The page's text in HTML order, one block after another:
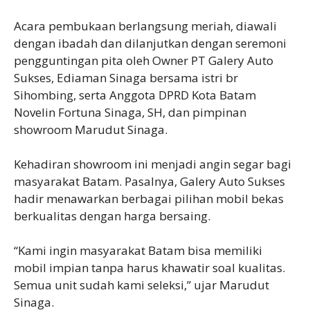
‎Acara pembukaan berlangsung meriah, diawali
dengan ibadah dan dilanjutkan dengan seremoni
pengguntingan pita oleh Owner PT Galery Auto
Sukses, Ediaman Sinaga bersama istri br
Sihombing, serta Anggota DPRD Kota Batam
Novelin Fortuna Sinaga, SH, dan pimpinan
showroom Marudut Sinaga.
‎Kehadiran showroom ini menjadi angin segar bagi
masyarakat Batam. Pasalnya, Galery Auto Sukses
hadir menawarkan berbagai pilihan mobil bekas
berkualitas dengan harga bersaing.
‎“Kami ingin masyarakat Batam bisa memiliki
mobil impian tanpa harus khawatir soal kualitas.
Semua unit sudah kami seleksi,” ujar Marudut
Sinaga.‎